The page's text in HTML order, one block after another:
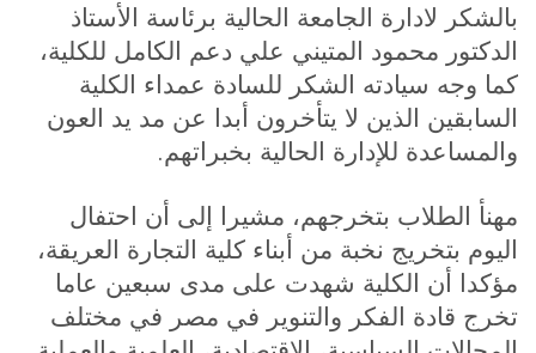
بالشكر لادارة الجامعة الحالية برئاسة الأستاذ
الدكتور محمود المتيني علي دعم الكامل للكلية،
كما وجه سيادته الشكر للسادة عمداء الكلية
السابقين الذين لا يتأخرون أبدا عن مد يد العون
والمساعدة للإدارة الحالية بخبراتهم.
مهنأ الطلاب بتخرجهم، مشيرا إلى أن احتفال
اليوم بتخريج نخبة من أبناء كلية التجارة العريقة،
مؤكدا أن الكلية شهدت على مدى سبعين عاما
تخرج قادة الفكر والتنوير في مصر في مختلف